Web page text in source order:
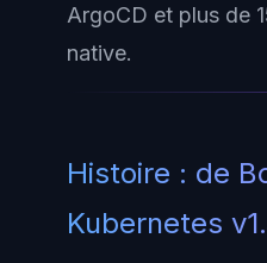
ArgoCD et plus de
native.
Histoire : de
Kubernetes